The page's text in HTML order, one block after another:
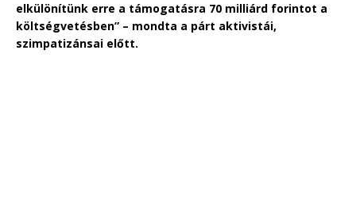
elkülönítünk erre a támogatásra 70 milliárd forintot a
költségvetésben” – mondta a párt aktivistái,
szimpatizánsai előtt.